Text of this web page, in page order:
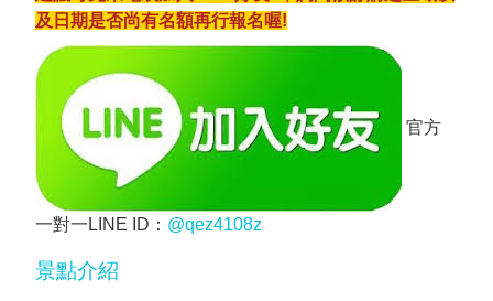
及日期是否尚有名額再行報名喔!
官方
一對一LINE ID： @qez4108z
景點介紹